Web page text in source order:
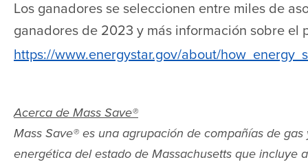
Los ganadores se seleccionen entre miles de
ganadores de 2023 y más información sobre el
https://www.energystar.gov/about/
Acerca de Mass Save®
Mass Save® es una agrupación de compañías de
energética del estado de Massachusetts que incluye